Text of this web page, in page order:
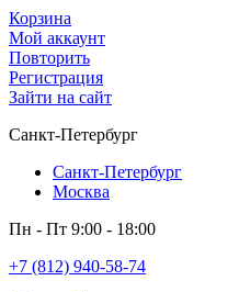
Корзина
Мой аккаунт
Повторить
Регистрация
Зайти на сайт
Санкт-Петербург
Санкт-Петербург
Москва
Пн - Пт 9:00 - 18:00
+7 (812) 940-58-74